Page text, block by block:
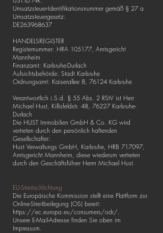
Umsatzsteuer-Identifikationsnummer gemäß § 27 a
Umsatzsteuergesetz:
DE263968637
HANDELSREGISTER
Registernummer: HRA 105177, Amtsgericht
Mannheim
Finanzamt: Karlsruhe-Durlach
Aufsichtsbehörde: Stadt Karlsruhe
Ordnungsamt: Kaiserallee 8, 76124 Karlsruhe
Verantwortlich i.S.d. § 55 Abs. 2 RStV ist Herr
Michael Hust, Killisfeldstr. 48, 76227 Karlsruhe-
Durlach
Die HUST Immobilien GmbH & Co. KG wird
vertreten durch den persönlich haftenden
Gesellschafter:
Hust Verwaltungs GmbH, Karlsruhe, HRB 717097,
Amtsgericht Mannheim, diese wiederum vertreten
durch den Geschäftsführer Herrn Michael Hust.
EU-Streitschlichtung
Die Europäische Kommission stellt eine Plattform zur
Online-Streitbeilegung (OS) bereit:
https://ec.europa.eu/consumers/odr/.
Unsere E-Mail-Adresse finden Sie oben im
Impressum.